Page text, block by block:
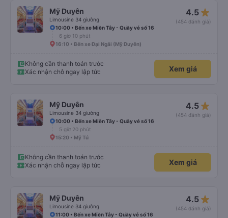
Mỹ Duyên
Limousine 34 giường
4.5 star_rate
(454 đánh giá)
10:00 • Bến xe Miền Tây - Quầy vé số 16
6 giờ 10 phút
16:10 • Bến xe Đại Ngãi (Mỹ Duyên)
Không cần thanh toán trước
Xác nhận chỗ ngay lập tức
Xem giá
Mỹ Duyên
Limousine 34 giường
4.5 star_rate
(454 đánh giá)
10:00 • Bến xe Miền Tây - Quầy vé số 16
5 giờ 20 phút
15:20 • Mỹ Tú
Không cần thanh toán trước
Xác nhận chỗ ngay lập tức
Xem giá
Mỹ Duyên
Limousine 34 giường
4.5 star_rate
(454 đánh giá)
11:00 • Bến xe Miền Tây - Quầy vé số 16